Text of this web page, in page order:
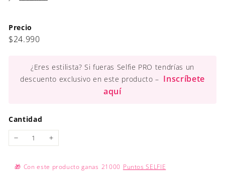
Precio
Precio
$24.990$24.990
¿Eres estilista? Si fueras Selfie PRO tendrías un
descuento exclusivo en este producto – Inscríbete
aquí
Cantidad
+
🎁 Con este producto ganas 21000 Puntos SELFIE